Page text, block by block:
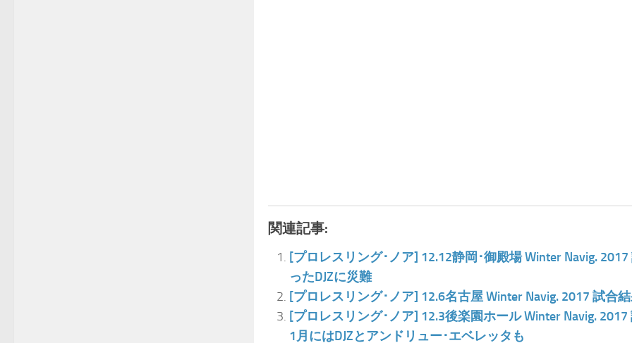
関連記事:
[プロレスリング･ノア] 12.12静岡･御殿場 Winter Navig.
ったDJZに災難
[プロレスリング･ノア] 12.6名古屋 Winter Navig. 2017 試合
[プロレスリング･ノア] 12.3後楽園ホール Winter Navig.
1月にはDJZとアンドリュー･エベレッタも